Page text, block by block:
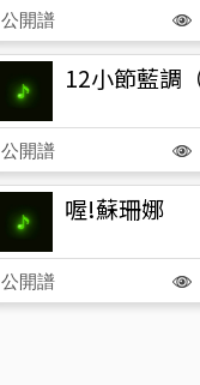
公開譜
公開譜
喔!蘇珊娜
公開譜